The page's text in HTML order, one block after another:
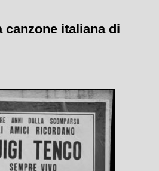
canzone italiana di